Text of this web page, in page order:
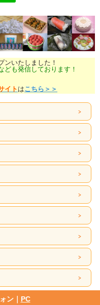
ンいたしました！
ども発信しております！
イトはこちら＞＞
ン｜ PC